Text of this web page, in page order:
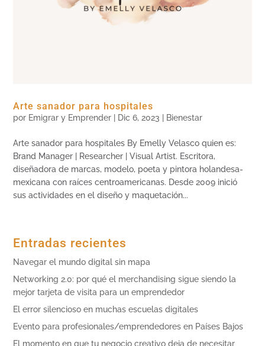
Arte sanador para hospitales
por Emigrar y Emprender Dic 6, 2023 Bienestar
Arte sanador para hospitales By Emelly Velasco quien es:
Brand Manager | Researcher | Visual Artist. Escritora,
diseñadora de marcas, modelo, poeta y pintora holandesa-
mexicana con raíces centroamericanas. Desde 2009 inició
sus actividades en el diseño y maquetación...
Entradas recientes
Navegar el mundo digital sin mapa
Networking 2.0: por qué el merchandising sigue siendo la
mejor tarjeta de visita para un emprendedor
El error silencioso en muchas escuelas digitales
Evento para profesionales/emprendedores en Países Bajos
El momento en que tu negocio creativo deja de necesitar